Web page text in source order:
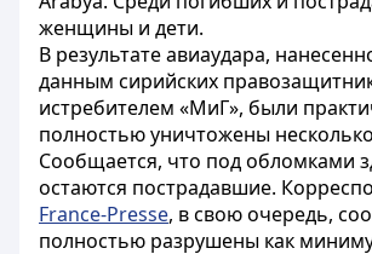
женщины и дети.
В результате авиаудара,
данным сирийских
истребителем «МиГ», были
полностью уничтожены
Сообщается, что под обломками
остаются пострадавшие.
France-Presse, в свою очередь,
полностью разрушены как